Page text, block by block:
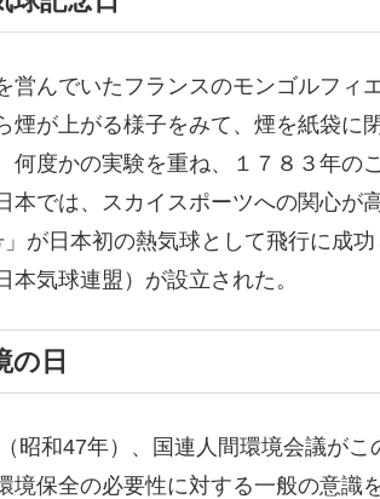
営んでいたフランスのモンゴルフィ
煙が上がる様子をみて、煙を紙袋に
何度かの実験を重ね、１７８３年の
本では、スカイスポーツへの関心が
」が日本初の熱気球として飛行に成
本気球連盟）が設立された。
の日
昭和47年）、国連人間環境会議が
境保全の必要性に対する一般の意識